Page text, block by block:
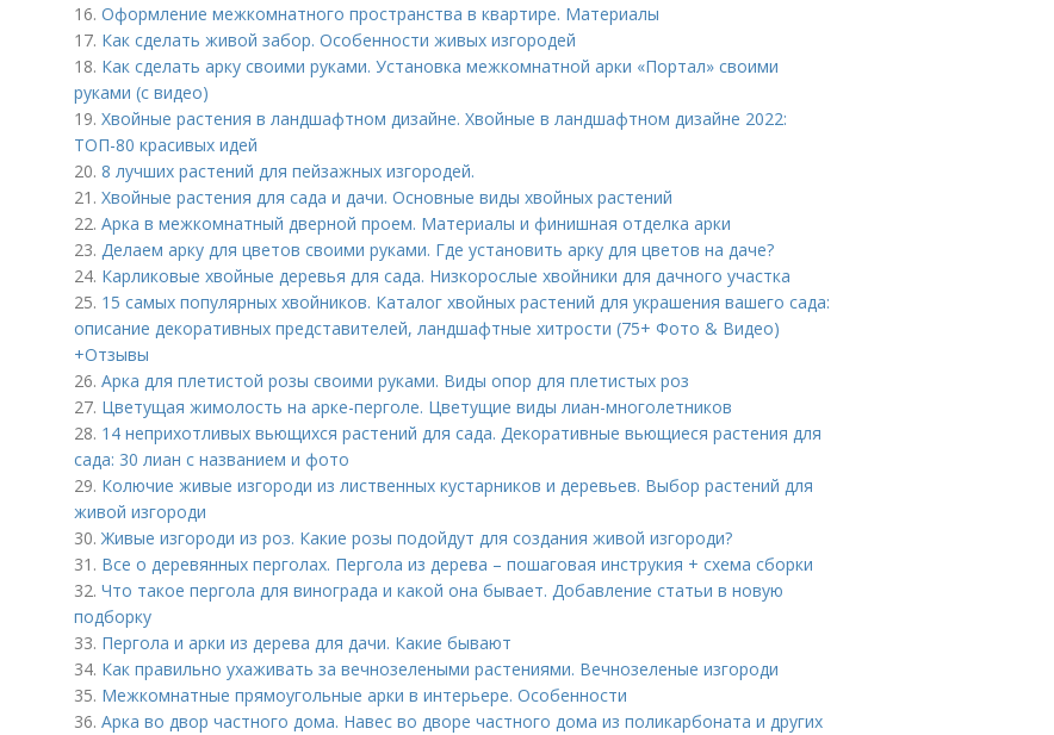
16. Оформление межкомнатного пространства в квартире. Материалы
17. Как сделать живой забор. Особенности живых изгородей
18. Как сделать арку своими руками. Установка межкомнатной арки «Портал» своими
руками (с видео)
19. Хвойные растения в ландшафтном дизайне. Хвойные в ландшафтном дизайне 2022:
ТОП-80 красивых идей
20. 8 лучших растений для пейзажных изгородей.
21. Хвойные растения для сада и дачи. Основные виды хвойных растений
22. Арка в межкомнатный дверной проем. Материалы и финишная отделка арки
23. Делаем арку для цветов своими руками. Где установить арку для цветов на даче?
24. Карликовые хвойные деревья для сада. Низкорослые хвойники для дачного участка
25. 15 самых популярных хвойников. Каталог хвойных растений для украшения вашего сада:
описание декоративных представителей, ландшафтные хитрости (75+ Фото & Видео)
+Отзывы
26. Арка для плетистой розы своими руками. Виды опор для плетистых роз
27. Цветущая жимолость на арке-перголе. Цветущие виды лиан-многолетников
28. 14 неприхотливых вьющихся растений для сада. Декоративные вьющиеся растения для
сада: 30 лиан с названием и фото
29. Колючие живые изгороди из лиственных кустарников и деревьев. Выбор растений для
живой изгороди
30.Живые изгороди из роз. Какие розы подойдут для создания живой изгороди?
31. Все о деревянных перголах. Пергола из дерева – пошаговая инструкия + схема сборки
32. Что такое пергола для винограда и какой она бывает. Добавление статьи в новую
подборку
33. Пергола и арки из дерева для дачи. Какие бывают
34. Как правильно ухаживать за вечнозелеными растениями. Вечнозеленые изгороди
35. Межкомнатные прямоугольные арки в интерьере. Особенности
36. Арка во двор частного дома. Навес во дворе частного дома из поликарбоната и других